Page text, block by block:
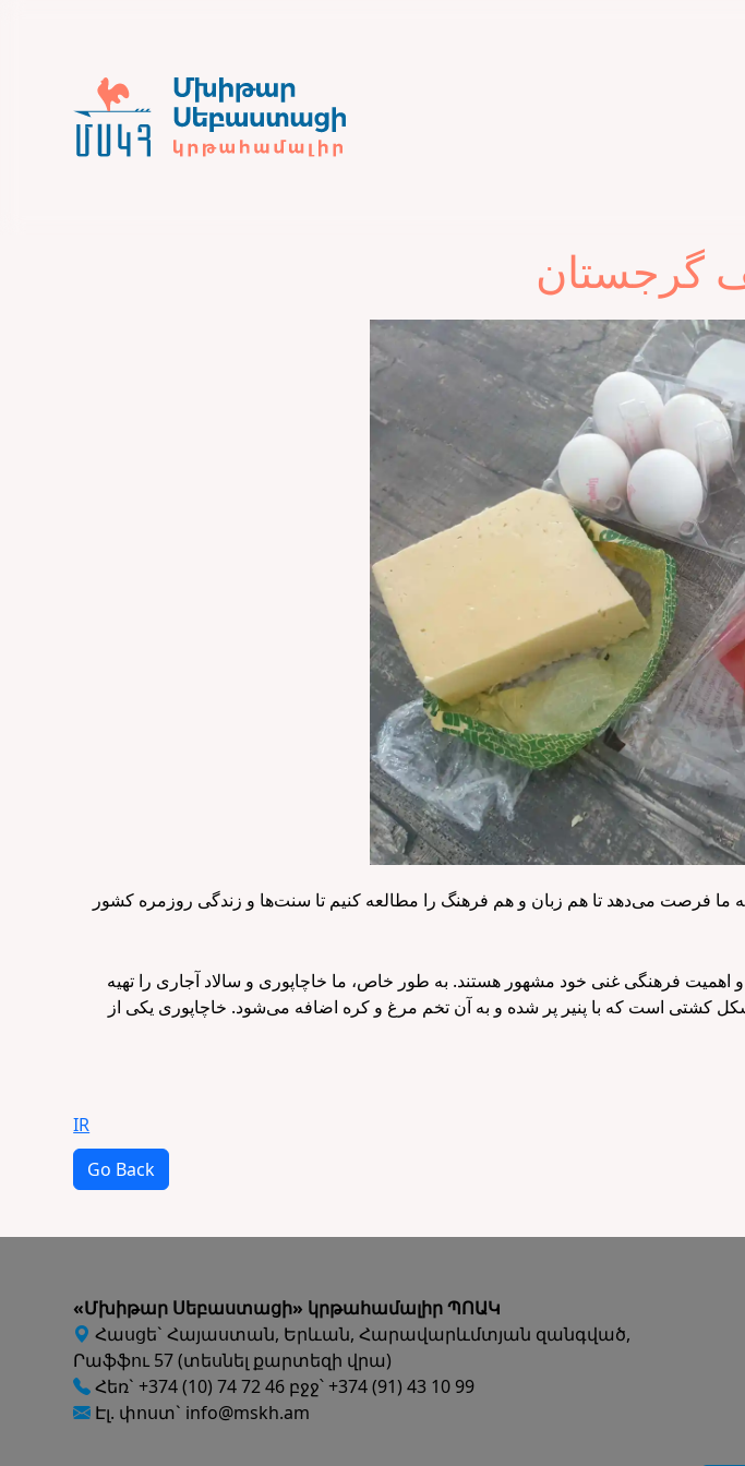
گرجستان
فرصت می‌دهد تا هم زبان و هم فرهنگ را مطالعه کنیم تا سنت‌ها و زندگی روزمره کشور
فرهنگی غنی خود مشهور هستند. به طور خاص، ما خاچاپوری و سالاد آجاری را تهیه
کشتی است که با پنیر پر شده و به آن تخم مرغ و کره اضافه می‌شود. خاچاپوری یکی از
IR
Go Back
«Մխիթար Սեբաստացի» կրթահամալիր ՊՈԱԿ
Հասցե` Հայաստան, Երևան, Հարավարևմտյան զանգված,
Րաֆֆու 57 (տեսնել քարտեզի վրա)
Հեռ` +374 (10) 74 72 46 բջջ՝ +374 (91) 43 10 99
Էլ. փոստ` info@mskh.am